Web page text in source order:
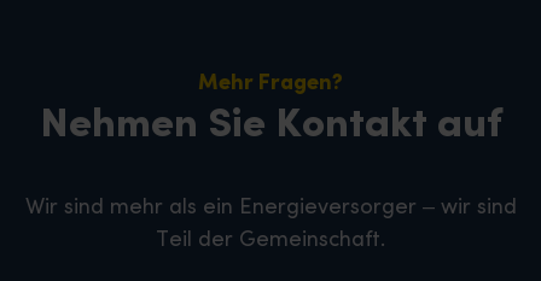
Mehr Fragen?
Nehmen Sie Kontakt auf
Wir sind mehr als ein Energieversorger – wir sind
Teil der Gemeinschaft.